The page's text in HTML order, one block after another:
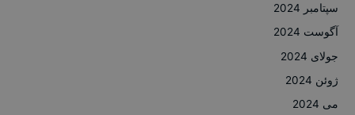
سپتامبر 2024
آگوست 2024
جولای 2024
ژوئن 2024
می 2024